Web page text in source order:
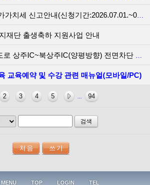
치세 신고안내(신청기간:2026.07.01.~07.14.)
재단 출생축하 지원사업 안내
주IC~북상주IC(양평방향) 전면차단 안내(26.6.15.~18.)
교육예약 및 수강 관련 매뉴얼(모바일/PC)
2 3 4 5 94
검색
MENU TOP LOGIN TEL